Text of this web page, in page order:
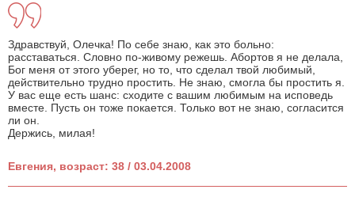
Здравствуй, Олечка! По себе знаю, как это больно:
расставаться. Словно по-живому режешь. Абортов я не делала,
Бог меня от этого уберег, но то, что сделал твой любимый,
действительно трудно простить. Не знаю, смогла бы простить я.
У вас еще есть шанс: сходите с вашим любимым на исповедь
вместе. Пусть он тоже покается. Только вот не знаю, согласится
ли он.
Держись, милая!
Евгения, возраст: 38 / 03.04.2008